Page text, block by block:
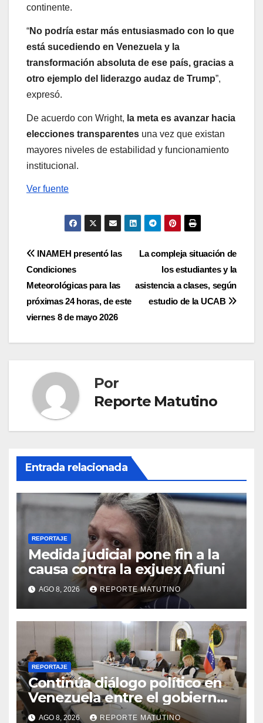
continente.
“No podría estar más entusiasmado con lo que
está sucediendo en Venezuela y la
transformación absoluta de ese país, gracias a
otro ejemplo del liderazgo audaz de Trump”,
expresó.
De acuerdo con Wright, la meta es avanzar hacia
elecciones transparentes una vez que existan
mayores niveles de estabilidad y funcionamiento
institucional.
Ver fuente
Navegación
de
entradas
La compleja situación de
los estudiantes y la
asistencia a clases, según
estudio de la UCAB
INAMEH presentó las
Condiciones
Meteorológicas para las
próximas 24 horas, de este
viernes 8 de mayo 2026
Por
Reporte Matutino
Entrada relacionada
REPORTAJE
Medida judicial pone fin a la
causa contra la exjuex Afiuni
AGO 8, 2026 REPORTE MATUTINO
REPORTAJE
Continúa diálogo político en
Venezuela entre el gobierno
y la oposición
AGO 8, 2026 REPORTE MATUTINO